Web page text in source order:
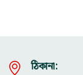
ঠিকানা: